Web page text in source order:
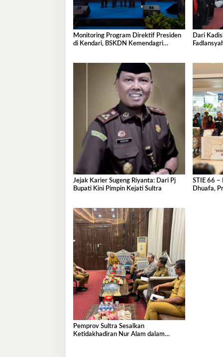
Monitoring Program Direktif Presiden
di Kendari, BSKDN Kemendagri
Dari
Jejak Karier Sugeng Riyanta: Dari Pj
Bupati Kini Pimpin Kejati Sultra
STIE 66 –
Dhuafa,
Pemprov Sultra Sesalkan
Ketidakhadiran Nur Alam dalam